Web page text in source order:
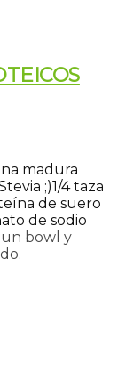
madura
;)1/4 taza
de suero
de sodio
un bowl y